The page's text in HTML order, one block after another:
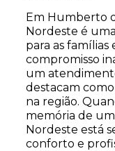
Em Humberto
Nordeste é
para as
compromisso
um
destacam
na região.
memória de
Nordeste está
conforto e